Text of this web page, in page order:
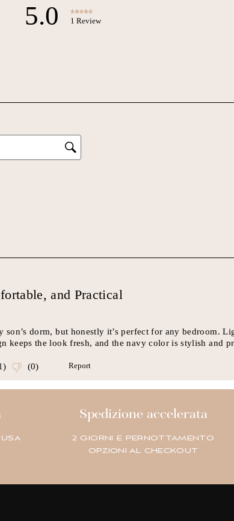
Spedizione accelerata
2 GIORNI E PERNOTTAMENTO
OPZIONI AL CHECKOUT